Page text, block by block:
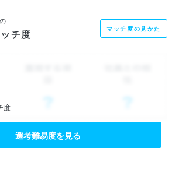
コミットする
りもコミットするために、提案だけでなく実
解決する
チ度 マッチ度の見かた
度
選考難易度を見る